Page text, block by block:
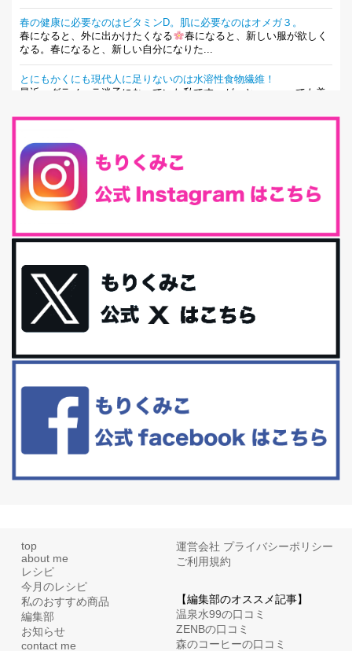
春の健康に必要なのはビタミンD。肌に必要なのはオメガ３。
春になると、外に出かけたくなる
春になると、新しい服が欲しく
なる。春になると、新しい自分になりた...
とにもかくにも現代人に足りないのは水溶性食物繊維！
最近、グラノーラ迷子になっていた私です。が、と〜〜〜っても美
腸内環境を整えることは、健康維持の中でいっちばん大事！だと私
は思っています。 ヒトの免...
iHerb特大セール終了間近！みんな何買う？
最近お風呂上がりの炭酸水をシリカシリカにしているんだけど確か
今回は、最近毎回定期的に購入している「楽天ふるさと納税」の返
礼品トップ５を紹介します。今までいろ...
更年期を穏やかに乗りきるために今できる５つのこと。
アラフィフからの体と心の整え方。 私も気づけばアラフィフ、これ
といった更年期症状はまだ...
白髪・美容・免疫力、現代人に足りないのは海藻！
リーブオイルorごま油をたらす。&n...
top
about me
レシピ
今月のレシピ
私のおすすめ商品
編集部
お知らせ
contact me
運営会社 プライバシーポリシー
ご利用規約
【編集部のオススメ記事】
温泉水99の口コミ
ZENBの口コミ
森のコーヒーの口コミ